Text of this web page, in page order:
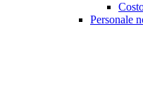
Personale